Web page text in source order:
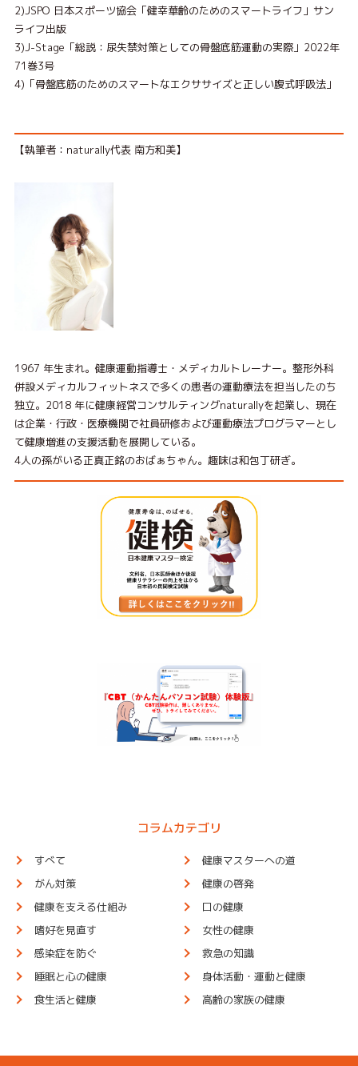
2)JSPO ⽇本スポーツ協会「健幸華齢のためのスマートライフ」サン
ライフ出版
3)J-Stage「総説：尿失禁対策としての⾻盤底筋運動の実際」2022年
71巻3号
4)「⾻盤底筋のためのスマートなエクササイズと正しい腹式呼吸法」
【執筆者：naturally代表 南⽅和美】
1967 年⽣まれ。健康運動指導⼠・メディカルトレーナー。整形外科
併設メディカルフィットネスで多くの患者の運動療法を担当したのち
独⽴。2018 年に健康経営コンサルティングnaturallyを起業し、現在
は企業・⾏政・医療機関で社員研修および運動療法プログラマーとし
て健康増進の⽀援活動を展開している。
4⼈の孫がいる正真正銘のおばぁちゃん。趣味は和包丁研ぎ。
コラムカテゴリ
すべて
健康マスターへの道
がん対策
健康の啓発
健康を支える仕組み
口の健康
嗜好を見直す
女性の健康
感染症を防ぐ
救急の知識
睡眠と心の健康
身体活動・運動と健康
食生活と健康
高齢の家族の健康